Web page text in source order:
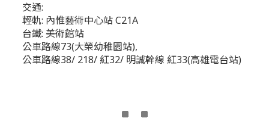
交通:
輕軌: 內惟藝術中心站 C21A
台鐵: 美術館站
公車路線73(大榮幼稚園站),
公車路線38/ 218/ 紅32/ 明誠幹線 紅33(高雄電台站)